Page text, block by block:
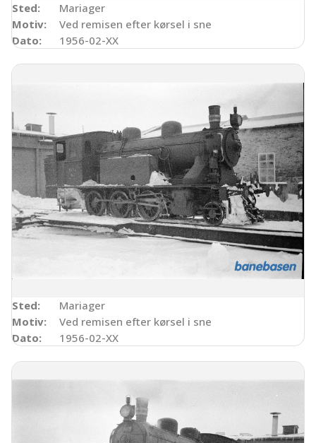
Sted:
Mariager
Motiv:
Ved remisen efter kørsel i sne
Dato:
1956-02-XX
Sted:
Mariager
Motiv:
Ved remisen efter kørsel i sne
Dato:
1956-02-XX